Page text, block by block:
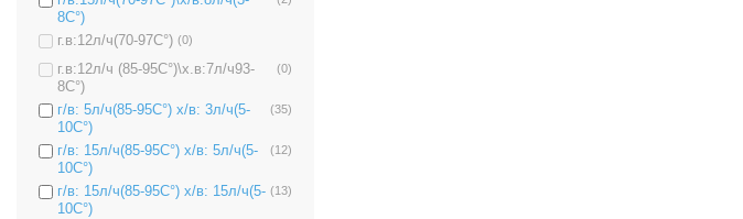
8C°)
г.в:12л/ч(70-97C°) (0)
г.в:12л/ч (85-95C°)\х.в:7л/ч93-
8C°)
(0)
г/в: 5л/ч(85-95C°) х/в: 3л/ч(5-
10C°)
(35)
г/в: 15л/ч(85-95C°) х/в: 5л/ч(5-
10C°)
(12)
г/в: 15л/ч(85-95C°) х/в: 15л/ч(5-
10C°)
(13)